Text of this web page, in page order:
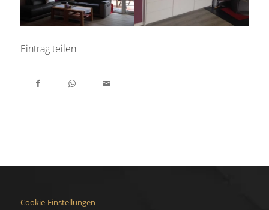
Eintrag teilen
Cookie-Einstellungen